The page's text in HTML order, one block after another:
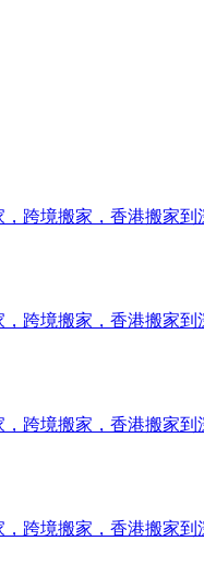
跨境搬家，香港搬家
跨境搬家，香港搬家
跨境搬家，香港搬家
跨境搬家，香港搬家